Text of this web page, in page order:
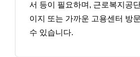
서 등이 필요하며, 근로복지공
이지 또는 가까운 고용센터 방
수 있습니다.